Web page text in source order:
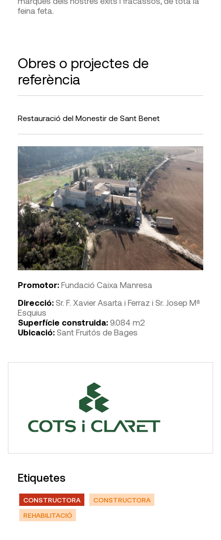
feina feta.
Obres o projectes de
referència
Restauració del Monestir de Sant Benet
Promotor: Fundació Caixa Manresa
Direcció: Sr. F. Xavier Asarta i Ferraz i Sr. Josep Mª
Esquius
Superfície construida: 9.084 m2
Ubicació: Sant Fruitós de Bages
Etiquetes
CONSTRUCTORA
CONSTRUCTORA
REHABILITACIÓ